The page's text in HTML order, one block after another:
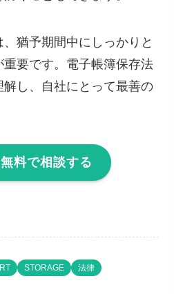
猶予期間中にしっかりと
要です。電子帳簿保存法
し、自社にとって最善の
料で相談する
STORAGE 法律